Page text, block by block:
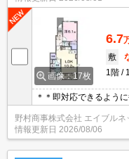
画像：17枚
6.7
敷
1階
＊＊即対応できるよう
野村商事株式会社 エイブル
情報更新日 2026/08/06